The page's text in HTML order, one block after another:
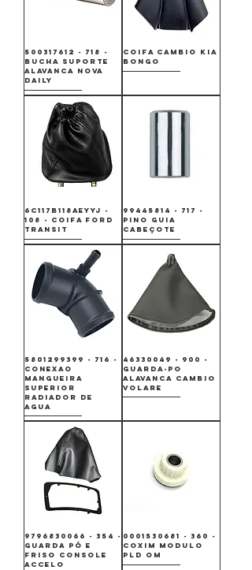
500317612 - 718 -
BUCHA SUPORTE
ALAVANCA NOVA
DAILY
COIFA CAMBIO KIA
BONGO
6C117B118AEYYJ -
108 - COIFA FORD
TRANSIT
99445814 - 717 -
PINO GUIA
CABEÇOTE
5801299399 - 716 -
CONEXAO
MANGUEIRA
SUPERIOR
RADIADOR DE
AGUA
46330049 - 900 -
GUARDA-PO
ALAVANCA CAMBIO
VOLARE
9796830066 - 354 -
GUARDA PÓ E
FRISO CONSOLE
ACCELO
0001530681 - 360 -
COXIM MODULO
PLD OM